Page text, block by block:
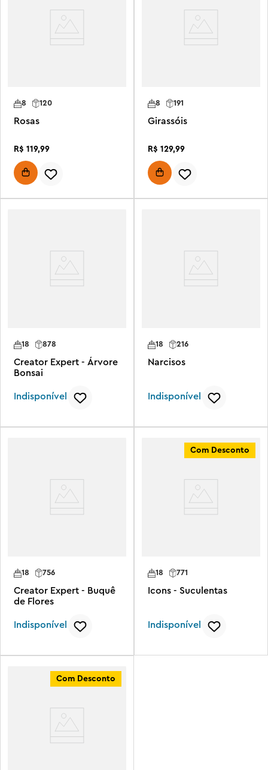
120
8
Rosas
R$ 119,99
191
8
Girassóis
R$ 129,99
18 878
Creator Expert - Árvore
Bonsai
Indisponível
18 216
Narcisos
Indisponível
18 756
Creator Expert - Buquê
de Flores
Indisponível
Com Desconto
771
18
Icons - Suculentas
Indisponível
Com Desconto